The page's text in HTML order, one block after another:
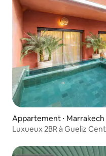
Appartement ⋅ Marrakech
Luxueux 2BR à Gueliz